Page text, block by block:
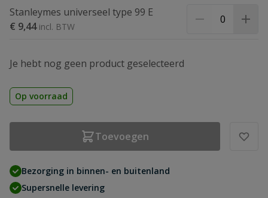
Stanleymes universeel type 99 E
€ 9,44
Je hebt nog geen product geselecteerd
Op voorraad
Toevoegen
Bezorging in binnen- en buitenland
Supersnelle levering